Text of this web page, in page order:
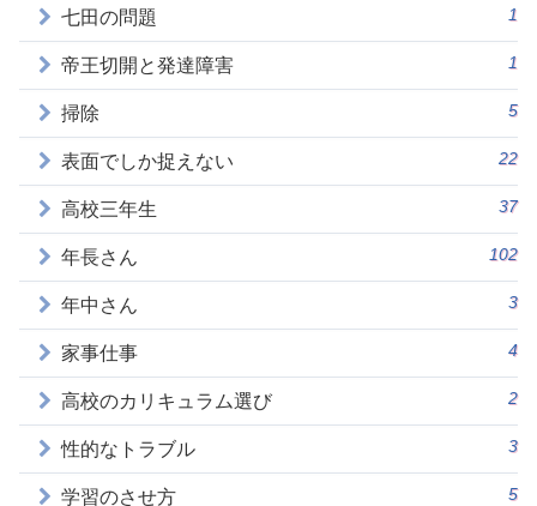
七田の問題 1
帝王切開と発達障害 1
掃除 5
表面でしか捉えない 22
高校三年生 37
年長さん 102
年中さん 3
家事仕事 4
高校のカリキュラム選び 2
性的なトラブル 3
学習のさせ方 5